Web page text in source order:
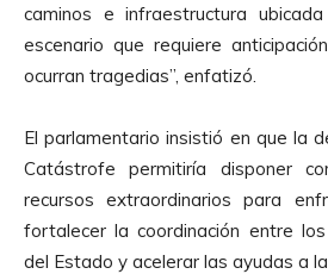
caminos e infraestructura
escenario que requiere
ocurran tragedias”, enfatizó.
El parlamentario insistió en que la
Catástrofe permitiría disponer
recursos extraordinarios para
fortalecer la coordinación entre
del Estado y acelerar las ayudas a